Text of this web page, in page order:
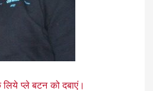
प्ले बटन को दबाएं।